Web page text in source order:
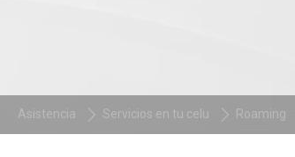
Asistencia Servicios en tu celu Roaming